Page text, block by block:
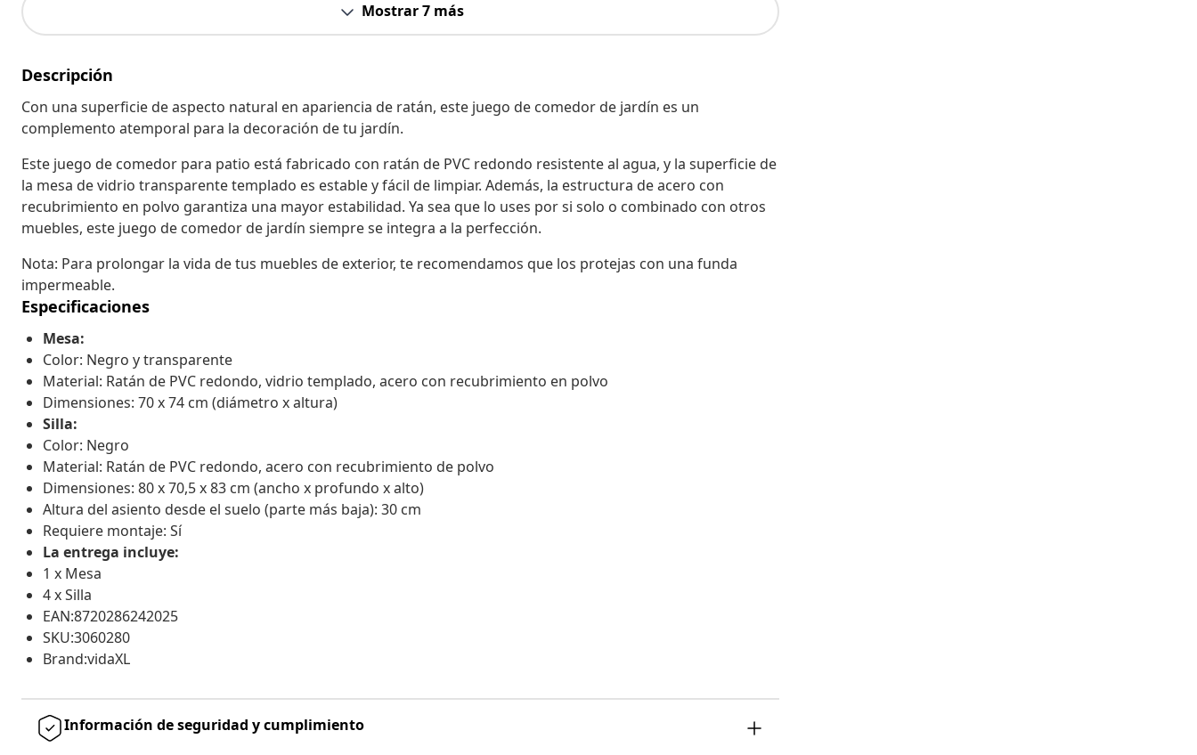
Mostrar 7 más
Descripción
Con una superficie de aspecto natural en apariencia de ratán, este juego de comedor de jardín es un
complemento atemporal para la decoración de tu jardín.
Este juego de comedor para patio está fabricado con ratán de PVC redondo resistente al agua, y la superficie de
la mesa de vidrio transparente templado es estable y fácil de limpiar. Además, la estructura de acero con
recubrimiento en polvo garantiza una mayor estabilidad. Ya sea que lo uses por si solo o combinado con otros
muebles, este juego de comedor de jardín siempre se integra a la perfección.
Nota: Para prolongar la vida de tus muebles de exterior, te recomendamos que los protejas con una funda
impermeable.
Especificaciones
Mesa:
Color: Negro y transparente
Material: Ratán de PVC redondo, vidrio templado, acero con recubrimiento en polvo
Dimensiones: 70 x 74 cm (diámetro x altura)
Silla:
Color: Negro
Material: Ratán de PVC redondo, acero con recubrimiento de polvo
Dimensiones: 80 x 70,5 x 83 cm (ancho x profundo x alto)
Altura del asiento desde el suelo (parte más baja): 30 cm
Requiere montaje: Sí
La entrega incluye:
1 x Mesa
4 x Silla
EAN:8720286242025
SKU:3060280
Brand:vidaXL
Información de seguridad y cumplimiento